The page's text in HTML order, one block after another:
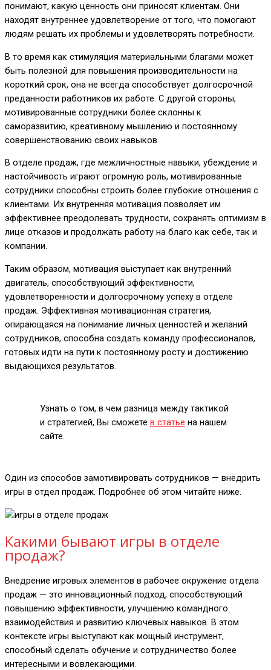
понимают, какую ценность они приносят клиентам. Они
находят внутреннее удовлетворение от того, что помогают
людям решать их проблемы и удовлетворять потребности.
В то время как стимуляция материальными благами может
быть полезной для повышения производительности на
короткий срок, она не всегда способствует долгосрочной
преданности работников их работе. С другой стороны,
мотивированные сотрудники более склонны к
саморазвитию, креативному мышлению и постоянному
совершенствованию своих навыков.
В отделе продаж, где межличностные навыки, убеждение и
настойчивость играют огромную роль, мотивированные
сотрудники способны строить более глубокие отношения с
клиентами. Их внутренняя мотивация позволяет им
эффективнее преодолевать трудности, сохранять оптимизм в
лице отказов и продолжать работу на благо как себе, так и
компании.
Таким образом, мотивация выступает как внутренний
двигатель, способствующий эффективности,
удовлетворенности и долгосрочному успеху в отделе
продаж. Эффективная мотивационная стратегия,
опирающаяся на понимание личных ценностей и желаний
сотрудников, способна создать команду профессионалов,
готовых идти на пути к постоянному росту и достижению
выдающихся результатов.
Узнать о том, в чем разница между тактикой
и стратегией, Вы сможете в статье на нашем
сайте.
Один из способов замотивировать сотрудников — внедрить
игры в отдел продаж. Подробнее об этом читайте ниже.
Какими бывают игры в отделе
продаж?
Внедрение игровых элементов в рабочее окружение отдела
продаж — это инновационный подход, способствующий
повышению эффективности, улучшению командного
взаимодействия и развитию ключевых навыков. В этом
контексте игры выступают как мощный инструмент,
способный сделать обучение и сотрудничество более
интересными и вовлекающими.